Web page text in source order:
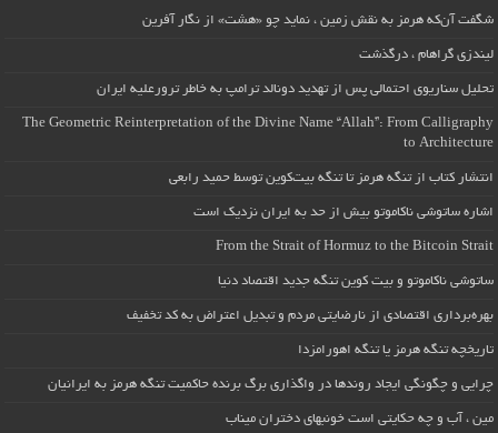
شگفت آن‌که هرمز به نقش زمین ، نماید چو «هشت» از نگار آفرین
لیندزی گراهام ، درگذشت
تحلیل سناریوی احتمالی پس از تهدید دونالد ترامپ به خاطر ترورعلیه ایران
The Geometric Reinterpretation of the Divine Name “Allah”: From Calligraphy
to Architecture
انتشار کتاب از تنگه هرمز تا تنگه بیت‌کوین توسط حمید رابعی
اشاره ساتوشی ناکاموتو بیش از حد به ایران نزدیک است
From the Strait of Hormuz to the Bitcoin Strait
ساتوشی ناکاموتو و بیت کوین تنگه جدید اقتصاد دنیا
بهره‌برداری اقتصادی از نارضایتی مردم و تبدیل اعتراض به کد تخفیف
تاریخچه تنگه هرمز یا تنگه اهورامزدا
چرایی و چگونگی ایجاد روندها در واگذاری برگ برنده حاکمیت تنگه هرمز به ایرانیان
مین ، آب و چه حکایتی است خونبهای دختران میناب